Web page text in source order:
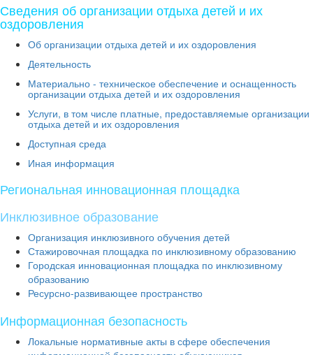
Сведения об организации отдыха детей и их
оздоровления
Об организации отдыха детей и их оздоровления
Деятельность
Материально - техническое обеспечение и оснащенность
организации отдыха детей и их оздоровления
Услуги, в том числе платные, предоставляемые организации
отдыха детей и их оздоровления
Доступная среда
Иная информация
Региональная инновационная площадка
Инклюзивное образование
Организация инклюзивного обучения детей
Стажировочная площадка по инклюзивному образованию
Городская инновационная площадка по инклюзивному
образованию
Ресурсно-развивающее пространство
Информационная безопасность
Локальные нормативные акты в сфере обеспечения